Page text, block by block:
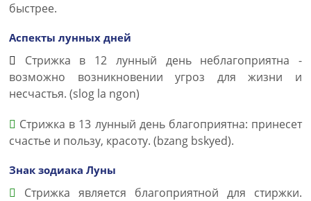
быстрее.
Аспекты лунных дней
Стрижка в 12 лунный день неблагоприятна -
возможно возникновении угроз для жизни и
несчастья. (slog la ngon)
Стрижка в 13 лунный день благоприятна: принесет
счастье и пользу, красоту. (bzang bskyed).
Знак зодиака Луны
Стрижка является благоприятной для стиржки.